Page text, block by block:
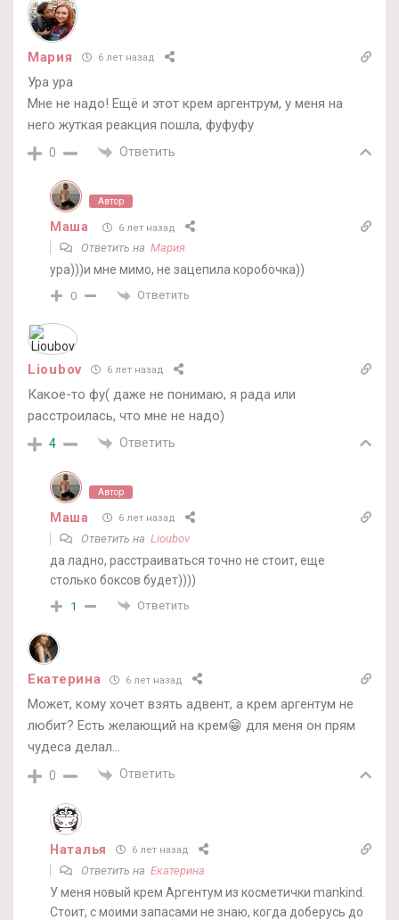
Мария 6 лет назад
Ура ура
Мне не надо! Ещё и этот крем аргентрум, у меня на
него жуткая реакция пошла, фуфуфу
0 Ответить
Автор
Маша 6 лет назад
Ответить на Мария
ура)))и мне мимо, не зацепила коробочка))
0 Ответить
Lioubov 6 лет назад
Какое-то фу( даже не понимаю, я рада или
расстроилась, что мне не надо)
4 Ответить
Автор
Маша 6 лет назад
Ответить на Lioubov
да ладно, расстраиваться точно не стоит, еще
столько боксов будет))))
1 Ответить
Екатерина 6 лет назад
Может, кому хочет взять адвент, а крем аргентум не
любит? Есть желающий на крем😁 для меня он прям
чудеса делал…
0 Ответить
Наталья 6 лет назад
Ответить на Екатерина
У меня новый крем Аргентум из косметички mankind.
Стоит, с моими запасами не знаю, когда доберусь до